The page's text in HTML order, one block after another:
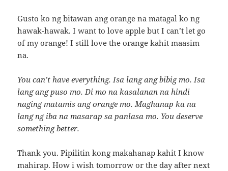
Gusto ko ng bitawan ang orange na matagal ko ng
hawak-hawak. I want to love apple but I can’t let go
of my orange! I still love the orange kahit maasim
na.
You can’t have everything. Isa lang ang bibig mo. Isa
lang ang puso mo. Di mo na kasalanan na hindi
naging matamis ang orange mo. Maghanap ka na
lang ng iba na masarap sa panlasa mo. You deserve
something better.
Thank you. Pipilitin kong makahanap kahit I know
mahirap. How i wish tomorrow or the day after next